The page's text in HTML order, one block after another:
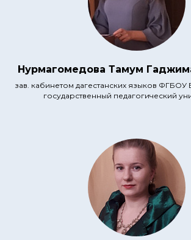
Нурмагомедова Тамум
зав. кабинетом дагестанских языков ФГБОУ
государственный педагогический